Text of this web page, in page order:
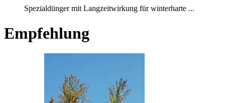
Spezialdünger mit Langzeitwirkung für winterharte ...
Empfehlung